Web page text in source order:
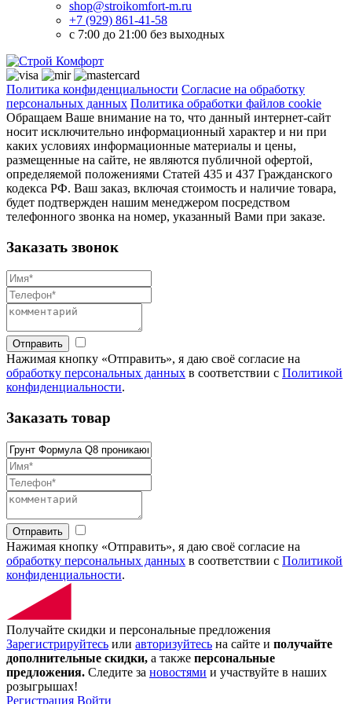
shop@stroikomfort-m.ru
+7 (929) 861-41-58
с 7:00 до 21:00 без выходных
Политика конфиденциальности Согласие на обработку
персональных данных Политика обработки файлов cookie
Обращаем Ваше внимание на то, что данный интернет-сайт
носит исключительно информационный характер и ни при
каких условиях информационные материалы и цены,
размещенные на сайте, не являются публичной офертой,
определяемой положениями Статей 435 и 437 Гражданского
кодекса РФ. Ваш заказ, включая стоимость и наличие товара,
будет подтвержден нашим менеджером посредством
телефонного звонка на номер, указанный Вами при заказе.
Заказать звонок
Отправить
Нажимая кнопку «Отправить», я даю своё согласие на
обработку персональных данных в соответствии с Политикой
конфиденциальности.
Заказать товар
Отправить
Нажимая кнопку «Отправить», я даю своё согласие на
обработку персональных данных в соответствии с Политикой
конфиденциальности.
Получайте скидки и персональные предложения
Зарегистрируйтесь или авторизуйтесь на сайте и получайте
дополнительные скидки, а также персональные
предложения. Следите за новостями и участвуйте в наших
розыгрышах!
Регистрация Войти